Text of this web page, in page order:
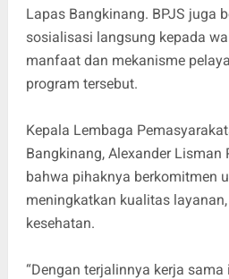
Lapas Bangkinang. BPJS juga
sosialisasi langsung kepada
manfaat dan mekanisme
program tersebut.
Kepala Lembaga
Bangkinang, Alexander Lisman
bahwa pihaknya berkomitmen
meningkatkan kualitas
kesehatan.
“Dengan terjalinnya kerja